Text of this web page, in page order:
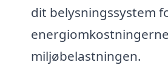
dit belysningssystem
miljøbelastningen.